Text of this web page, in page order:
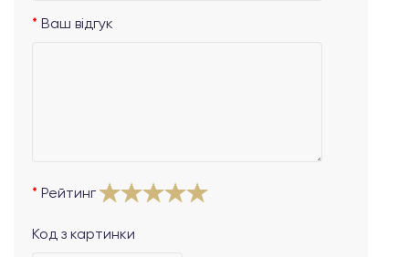
Ваш відгук
Рейтинг
Код з картинки